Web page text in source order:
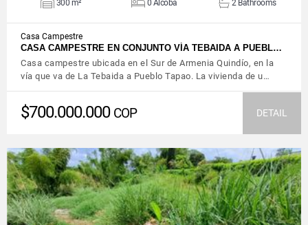
300 m² 0 Alcoba 2 Bathrooms
Casa Campestre
CASA CAMPESTRE EN CONJUNTO VÍA TEBAIDA A PUEBL…
Casa campestre ubicada en el Sur de Armenia Quindío, en la
vía que va de La Tebaida a Pueblo Tapao. La vivienda de u…
$700.000.000 COP DETAIL